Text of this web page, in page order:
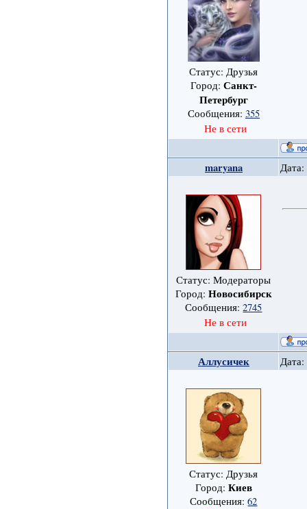
Статус: Друзья
Город: Санкт-
Петербург
Сообщения: 355
Не в сети
maryana
Статус: Модераторы
Город: Новосибирск
Сообщения:2745
Не в сети
Аллусичек Дата:
Статус: Друзья
Город: Киев
Сообщения:62